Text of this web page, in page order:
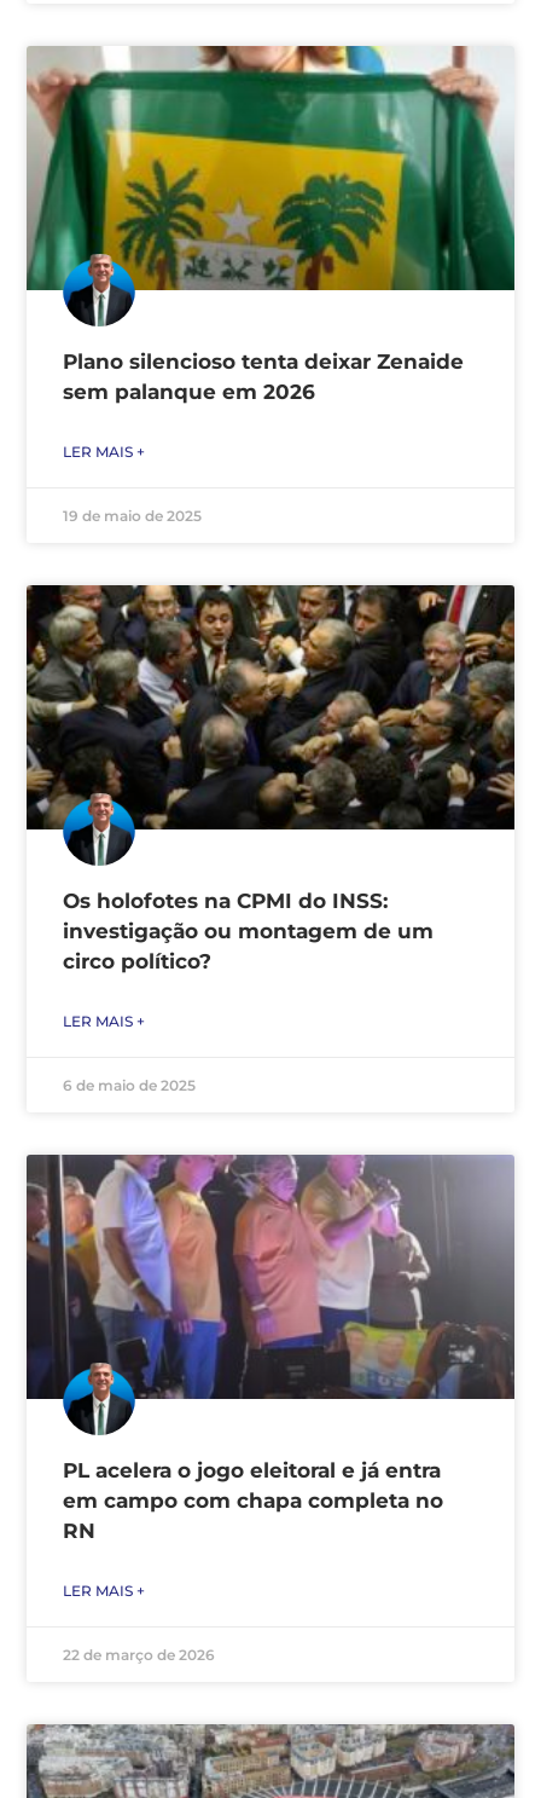
Plano silencioso tenta deixar Zenaide
sem palanque em 2026
LER MAIS +
19 de maio de 2025
Os holofotes na CPMI do INSS:
investigação ou montagem de um
circo político?
LER MAIS +
6 de maio de 2025
PL acelera o jogo eleitoral e já entra
em campo com chapa completa no
RN
LER MAIS +
22 de março de 2026